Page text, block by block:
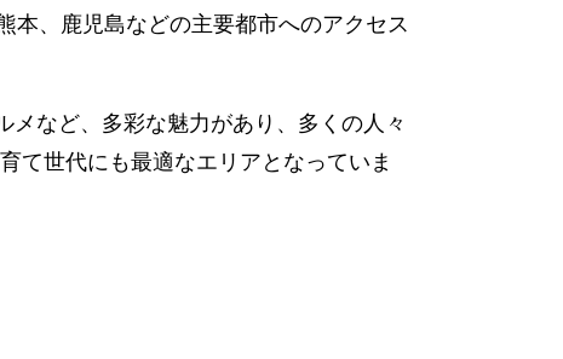
本、鹿児島などの主要都市へのアクセス
など、多彩な魅力があり、多くの人々
て世代にも最適なエリアとなっていま